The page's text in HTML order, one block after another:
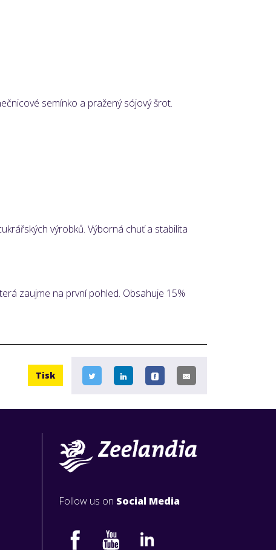
semínko a pražený sójový šrot.
výrobků. Výborná chuť a stabilita
zaujme na první pohled. Obsahuje 15%
Tisk
Follow us on Social Media